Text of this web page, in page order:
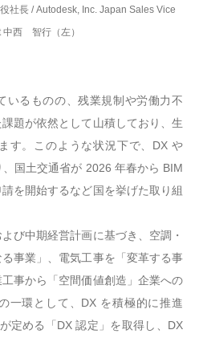
社長 / Autodesk, Inc. Japan Sales Vice
中西 智行（左）
いるものの、残業規制や労働力不
題が依然として山積しており、生
す。このような状況下で、DX や
国土交通省が 2026 年春から BIM
を開始するなど国を挙げた取り組
び中期経営計画に基づき、空調・
事業」、電気工事を「変革する事
事から「空間価値創造」企業への
一環として、DX を積極的に推進
定める「DX 認定」を取得し、DX